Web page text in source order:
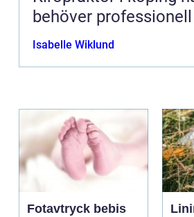
behöver
Isabelle Wiklund
Fotavtryck bebis